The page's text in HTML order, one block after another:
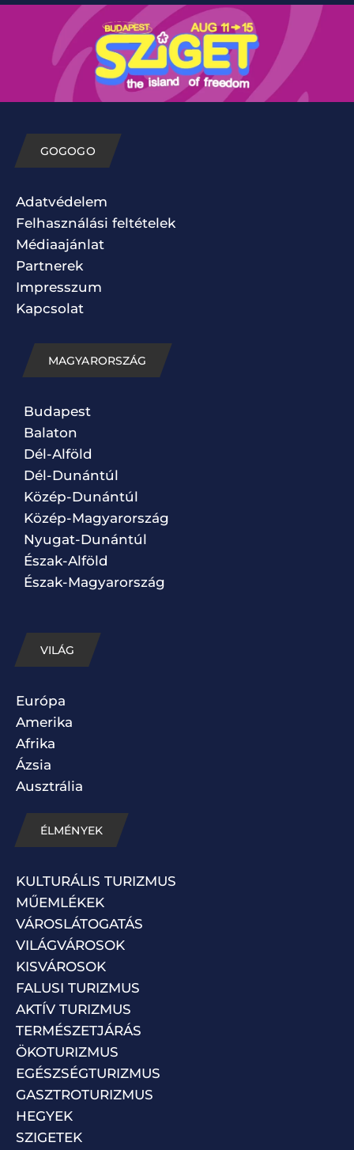
GOGOGO
Adatvédelem
Felhasználási feltételek
Médiaajánlat
Partnerek
Impresszum
Kapcsolat
MAGYARORSZÁG
Budapest
Balaton
Dél-Alföld
Dél-Dunántúl
Közép-Dunántúl
Közép-Magyarország
Nyugat-Dunántúl
Észak-Alföld
Észak-Magyarország
VILÁG
Európa
Amerika
Afrika
Ázsia
Ausztrália
ÉLMÉNYEK
KULTURÁLIS TURIZMUS
MŰEMLÉKEK
VÁROSLÁTOGATÁS
VILÁGVÁROSOK
KISVÁROSOK
FALUSI TURIZMUS
AKTÍV TURIZMUS
TERMÉSZETJÁRÁS
ÖKOTURIZMUS
EGÉSZSÉGTURIZMUS
GASZTROTURIZMUS
HEGYEK
SZIGETEK